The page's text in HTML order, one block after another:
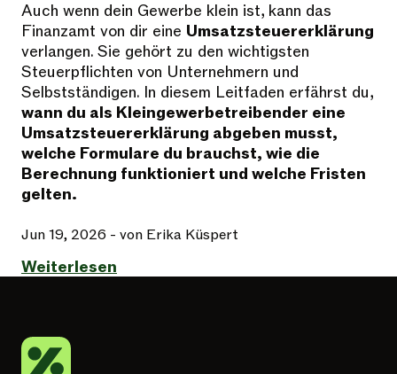
Auch wenn dein Gewerbe klein ist, kann das
Finanzamt von dir eine Umsatzsteuererklärung
verlangen. Sie gehört zu den wichtigsten
Steuerpflichten von Unternehmern und
Selbstständigen. In diesem Leitfaden erfährst du,
wann du als Kleingewerbetreibender eine
Umsatzsteuererklärung abgeben musst,
welche Formulare du brauchst, wie die
Berechnung funktioniert und welche Fristen
gelten.
Jun 19, 2026 - von Erika Küspert
Weiterlesen